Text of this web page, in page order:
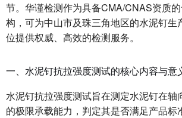
节。华谨检测作为具备CMA/CNAS资质
构，可为中山市及珠三角地区的水泥钉生
位提供权威、高效的检测服务。
一、水泥钉抗拉强度测试的核心内容与意
水泥钉抗拉强度测试旨在测定水泥钉在轴
的极限承载能力，判定其是否满足产品标